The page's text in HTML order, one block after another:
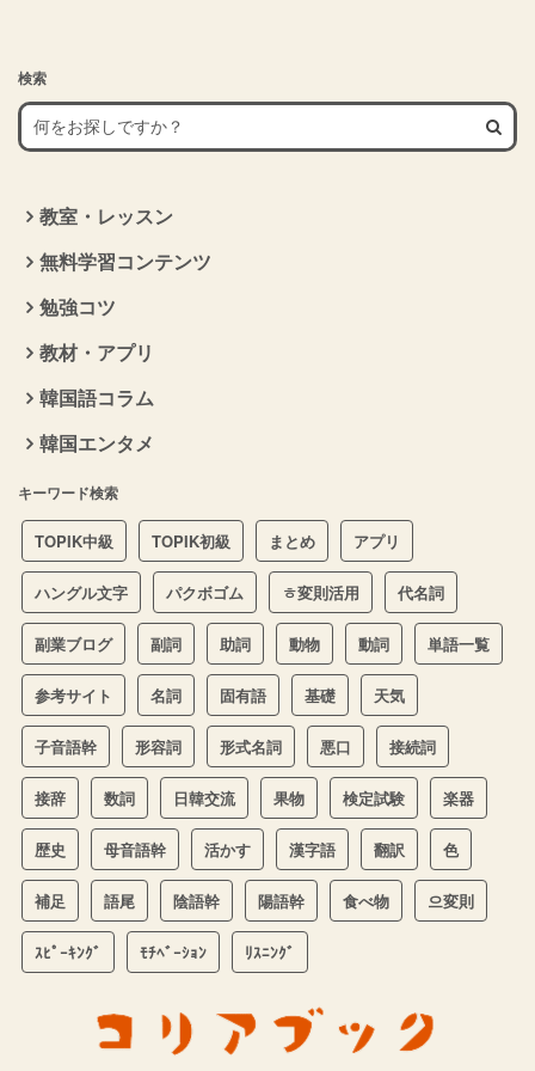
検索
教室・レッスン
無料学習コンテンツ
勉強コツ
教材・アプリ
韓国語コラム
韓国エンタメ
キーワード検索
TOPIK中級 TOPIK初級 まとめ アプリ
ハングル文字 パクボゴム ㅎ変則活用 代名詞
副業ブログ 副詞 助詞 動物 動詞 単語一覧
参考サイト 名詞 固有語 基礎 天気
子音語幹 形容詞 形式名詞 悪口 接続詞
接辞 数詞 日韓交流 果物 検定試験 楽器
歴史 母音語幹 活かす 漢字語 翻訳 色
補足 語尾 陰語幹 陽語幹 食べ物 으変則
ｽﾋﾟｰｷﾝｸﾞ ﾓﾁﾍﾞｰｼｮﾝ ﾘｽﾆﾝｸﾞ